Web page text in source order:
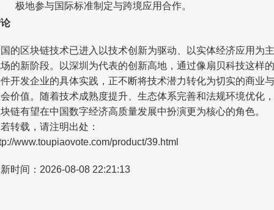
极地参与国际标准制定与跨境应用合作。
的区块链技术已进入以技术创新为驱动、以实体经济应用为主
的新阶段。以深圳为代表的创新高地，通过像扇贝科技这样的
开发企业的具体实践，正不断将技术潜力转化为切实的商业与
价值。随着技术成熟度提升、生态体系完善和法规环境优化，
链有望在中国数字经济高质量发展中扮演更为核心的角色。
转载，请注明出处：
www.toupiaovote.com/product/39.html
时间：2026-08-08 22:21:13